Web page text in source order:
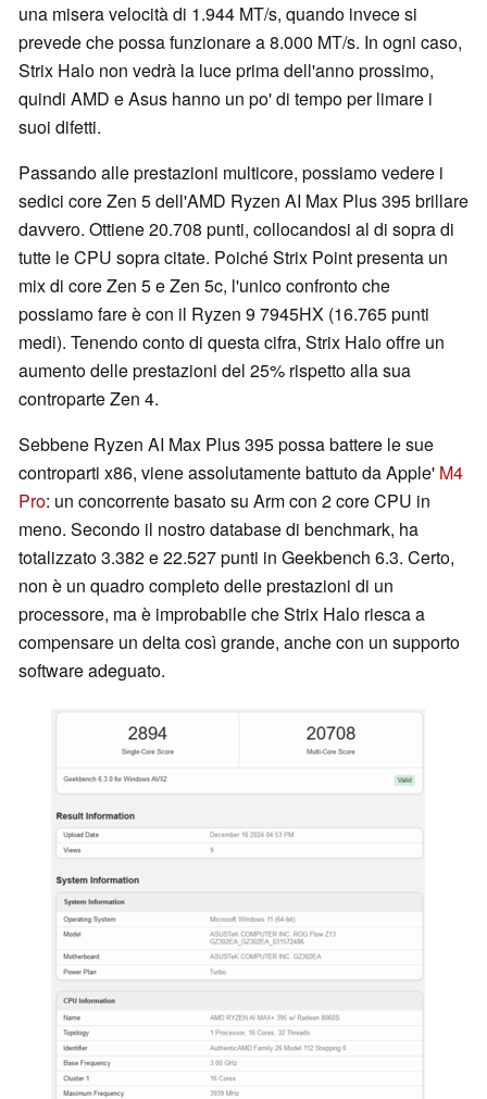
una misera velocità di 1.944 MT/s, quando invece si
prevede che possa funzionare a 8.000 MT/s. In ogni caso,
Strix Halo non vedrà la luce prima dell'anno prossimo,
quindi AMD e Asus hanno un po' di tempo per limare i
suoi difetti.
Passando alle prestazioni multicore, possiamo vedere i
sedici core Zen 5 dell'AMD Ryzen AI Max Plus 395 brillare
davvero. Ottiene 20.708 punti, collocandosi al di sopra di
tutte le CPU sopra citate. Poiché Strix Point presenta un
mix di core Zen 5 e Zen 5c, l'unico confronto che
possiamo fare è con il Ryzen 9 7945HX (16.765 punti
medi). Tenendo conto di questa cifra, Strix Halo offre un
aumento delle prestazioni del 25% rispetto alla sua
controparte Zen 4.
Sebbene Ryzen AI Max Plus 395 possa battere le sue
controparti x86, viene assolutamente battuto da Apple' M4
Pro: un concorrente basato su Arm con 2 core CPU in
meno. Secondo il nostro database di benchmark, ha
totalizzato 3.382 e 22.527 punti in Geekbench 6.3. Certo,
non è un quadro completo delle prestazioni di un
processore, ma è improbabile che Strix Halo riesca a
compensare un delta così grande, anche con un supporto
software adeguato.